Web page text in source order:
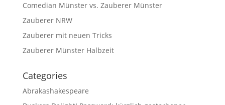
Comedian Münster vs. Zauberer Münster
Zauberer NRW
Zauberer mit neuen Tricks
Zauberer Münster Halbzeit
Categories
Abrakashakespeare